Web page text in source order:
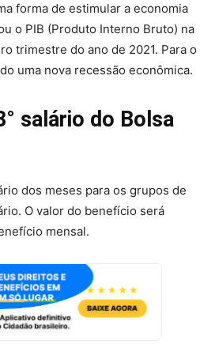
forma de estimular a economia
o PIB (Produto Interno Bruto) na
trimestre do ano de 2021. Para o
uma nova recessão econômica.
salário do Bolsa
dos meses para os grupos de
O valor do benefício será
mensal.